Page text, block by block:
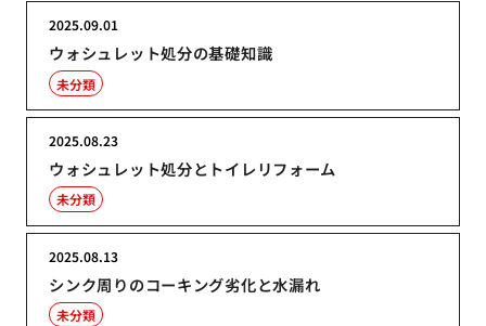
ウォシュレット処分の基礎知識
2025.09.01
未分類
ウォシュレット処分とトイレリフォーム
2025.08.23
未分類
シンク周りのコーキング劣化と水漏れ
2025.08.13
未分類